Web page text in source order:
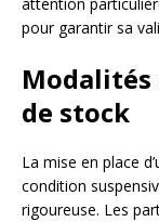
pour garantir sa
Modalités
de stock
La mise en place
condition
rigoureuse. Les